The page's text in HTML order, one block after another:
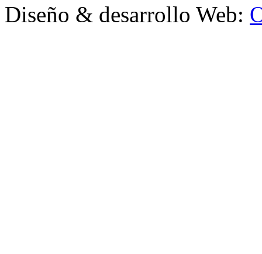
Diseño & desarrollo Web: